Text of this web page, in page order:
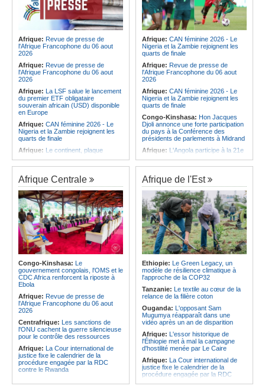
Afrique: Revue de presse de
l'Afrique Francophone du 06 aout
2026
Afrique: Revue de presse de
l'Afrique Francophone du 06 aout
2026
Afrique: La LSF salue le lancement
du premier ETF obligataire
souverain africain (USD) disponible
en Europe
Afrique: CAN féminine 2026 - Le
Nigeria et la Zambie rejoignent les
quarts de finale
Afrique: Le continent, plaque
Afrique:Pourquoi l'avenir du textile
africain est bien plus prometteur que
ne le laissent penser les chiffres
Afrique:L'essor historique de
l'Éthiopie met à mal la campagne
d'hostilité menée par Le Caire
Afrique:La Cour international de
justice fixe le calendrier de la
procédure engagée par la RDC
contre le Rwanda
Afrique:Ligue des Champions de la
CAF - L'Espérance exemptée au
premier tour, le Club Africain hérite
du Djoliba AC
Afrique: Un consortium européen
développe un modèle de production
novateur pour les ingrédients
opportunité pour le pays
Afrique: CAN féminine 2026 - Le
Nigeria et la Zambie rejoignent les
quarts de finale
Afrique: Revue de presse de
l'Afrique Francophone du 06 aout
2026
Afrique: CAN féminine 2026 - Le
Nigeria et la Zambie rejoignent les
quarts de finale
Congo-Kinshasa: Hon Jacques
Djoli annonce une forte participation
du pays à la Conférence des
présidents de parlements à Midrand
Afrique: L'Angola participe à la 21e
Afrique:CAN féminine - La Côte
d'Ivoire affrontera l'Algérie et le
Maroc fera face à l'Afrique du Sud
en quarts
Afrique: Revue de presse de
l'Afrique francophone du 05 août
2026
Afrique:L'Angola et l'UA préparent
le sommet sur la prévention et la
résolution des conflits
Angola:Le paiement échelonné
des services touristiques démarre
ce jeudi
Angola:Jiu-jitsu - Le pays
décroche une troisième médaille à
Afrique Centrale
Congo-Kinshasa: Le
gouvernement congolais, l'OMS et le
CDC Africa renforcent la riposte à
Ebola
Afrique: Revue de presse de
l'Afrique Francophone du 06 aout
2026
Centrafrique: Les sanctions de
l'ONU cachent la guerre silencieuse
pour le contrôle des ressources
Afrique: La Cour international de
justice fixe le calendrier de la
procédure engagée par la RDC
contre le Rwanda
Afrique de l'Est
Ethiopie: Le Green Legacy, un
modèle de résilience climatique à
l'approche de la COP32
Tanzanie: Le textile au cœur de la
relance de la filière coton
Ouganda: L'opposant Sam
Mugumya réapparaît dans une
vidéo après un an de disparition
Afrique: L'essor historique de
l'Éthiopie met à mal la campagne
d'hostilité menée par Le Caire
Afrique: La Cour international de
justice fixe le calendrier de la
procédure engagée par la RDC